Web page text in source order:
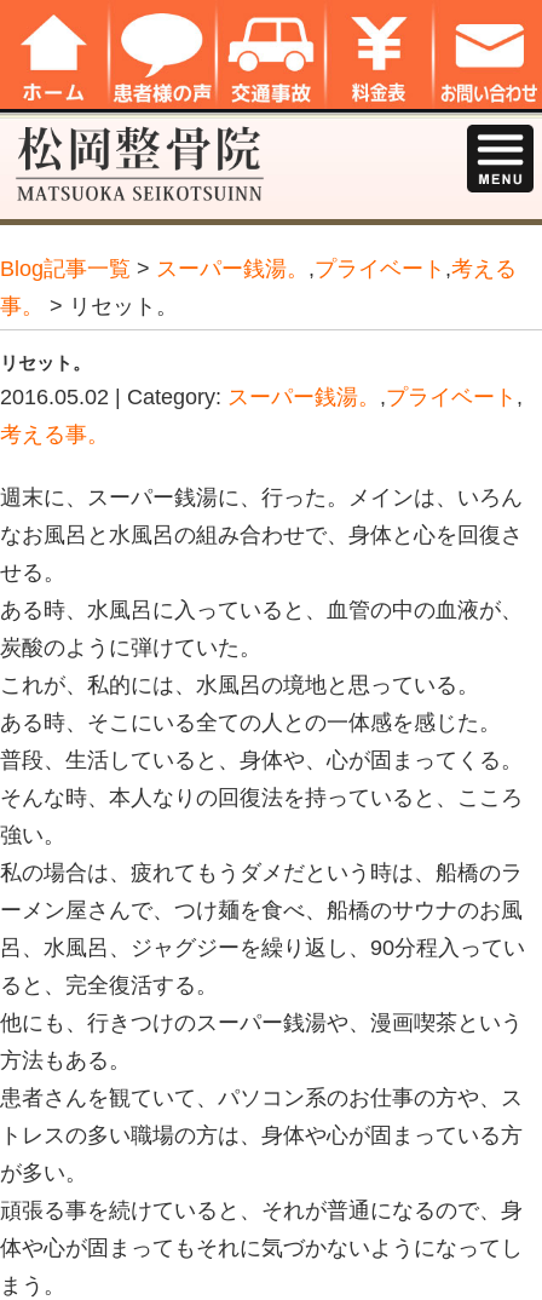
Blog記事一覧> スーパー銭湯。,プラ
事。> リセット。
リセット。
2016.05.02 | Category:
考える事。
週末に、スーパー銭湯に、行った。
なお風呂と水風呂の組み合わせで、
せる。
ある時、水風呂に入っていると、血
炭酸のように弾けていた。
これが、私的には、水風呂の境地と
ある時、そこにいる全ての人との一
普段、生活していると、身体や、心
そんな時、本人なりの回復法を持っ
強い。
私の場合は、疲れてもうダメだとい